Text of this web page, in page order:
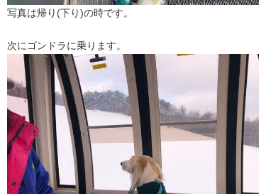
写真は帰り(下り)の時です。
次にゴンドラに乗ります。